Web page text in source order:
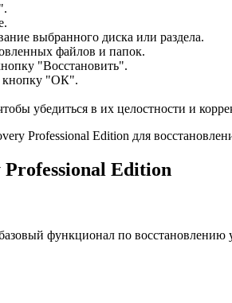
выбранного диска или раздела.
файлов и папок.
"Восстановить".
кнопку "ОК".
убедиться в их целостности и
Professional Edition для
Edition
функционал по